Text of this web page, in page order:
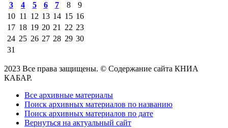
3
4 5 6 7 8
9
10 11 12 13 14 15 16
17 18 19 20 21 22 23
24 25 26 27 28 29 30
31
2023 Все права защищены. © Содержание сайта КНИА
КАБАР.
Все архивные материалы
Поиск архивных материалов по названию
Поиск архивных материалов по дате
Вернуться на актуальный сайт